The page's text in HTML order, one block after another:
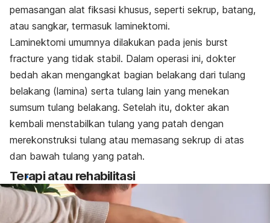
pemasangan alat fiksasi khusus, seperti sekrup, batang,
atau sangkar, termasuk laminektomi.
Laminektomi umumnya dilakukan pada jenis burst
fracture yang tidak stabil. Dalam operasi ini, dokter
bedah akan mengangkat bagian belakang dari tulang
belakang (lamina) serta tulang lain yang menekan
sumsum tulang belakang. Setelah itu, dokter akan
kembali menstabilkan tulang yang patah dengan
merekonstruksi tulang atau memasang sekrup di atas
dan bawah tulang yang patah.
Terapi atau rehabilitasi